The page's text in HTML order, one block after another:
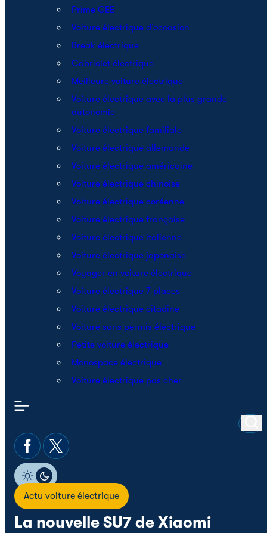
Prime CEE
Voiture électrique d’occasion
Break électrique
Cabriolet électrique
Meilleure voiture électrique
Voiture électrique avec la plus grande
autonomie
Voiture électrique familiale
Voiture électrique allemande
Voiture électrique américaine
Voiture électrique chinoise
Voiture électrique coréenne
Voiture électrique française
Voiture électrique italienne
Voiture électrique japonaise
Voyager en voiture électrique
Voiture électrique 7 places
Voiture électrique citadine
Voiture sans permis électrique
Petite voiture électrique
Monospace électrique
Voiture électrique pas cher
Actu voiture électrique
La nouvelle SU7 de Xiaomi